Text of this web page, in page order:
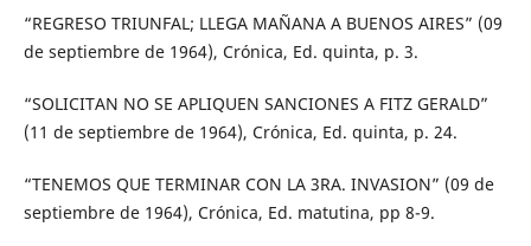
“REGRESO TRIUNFAL; LLEGA MAÑANA A BUENOS AIRES” (09
de septiembre de 1964), Crónica, Ed. quinta, p. 3.
“SOLICITAN NO SE APLIQUEN SANCIONES A FITZ GERALD”
(11 de septiembre de 1964), Crónica, Ed. quinta, p. 24.
“TENEMOS QUE TERMINAR CON LA 3RA. INVASION” (09 de
septiembre de 1964), Crónica, Ed. matutina, pp 8-9.